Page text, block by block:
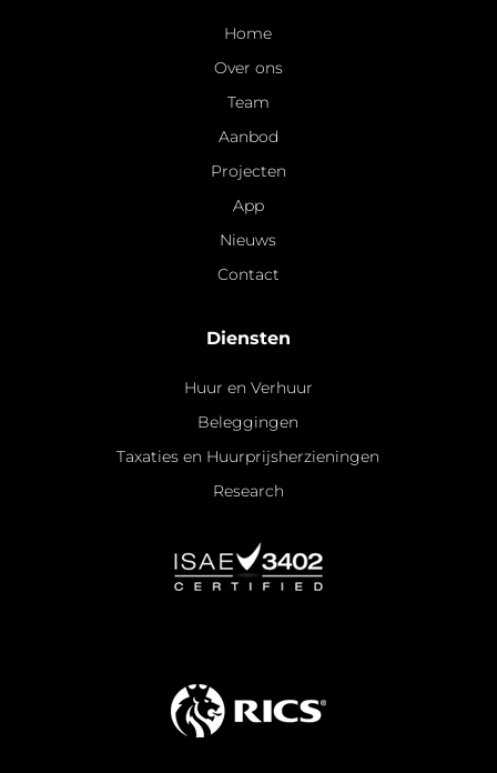
Home
Over ons
Team
Aanbod
Projecten
App
Nieuws
Contact
Diensten
Huur en Verhuur
Beleggingen
Taxaties en Huurprijsherzieningen
Research